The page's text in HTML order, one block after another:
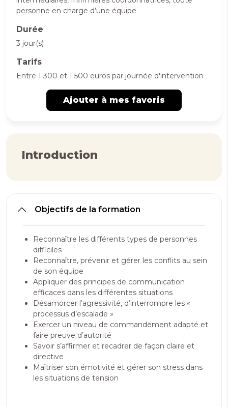
personne en charge d’une équipe
Durée
3 jour(s)
Tarifs
Entre 1 300 et 1 500 euros par journée d'intervention
Ajouter à mes favoris
Introduction
Objectifs de la formation
Reconnaître les différents types de personnes
difficiles
Reconnaître, prévenir et gérer les conflits au sein
de son équipe
Appliquer des principes de communication
efficaces dans les différentes situations
Désamorcer l’agressivité, d’interrompre les «
processus d’escalade »
Exercer un niveau de commandement adapté et
faire preuve d’autorité
Savoir s’affirmer et recadrer de façon claire et
directive
Maîtriser son émotivité et gérer son stress dans
les situations de tension